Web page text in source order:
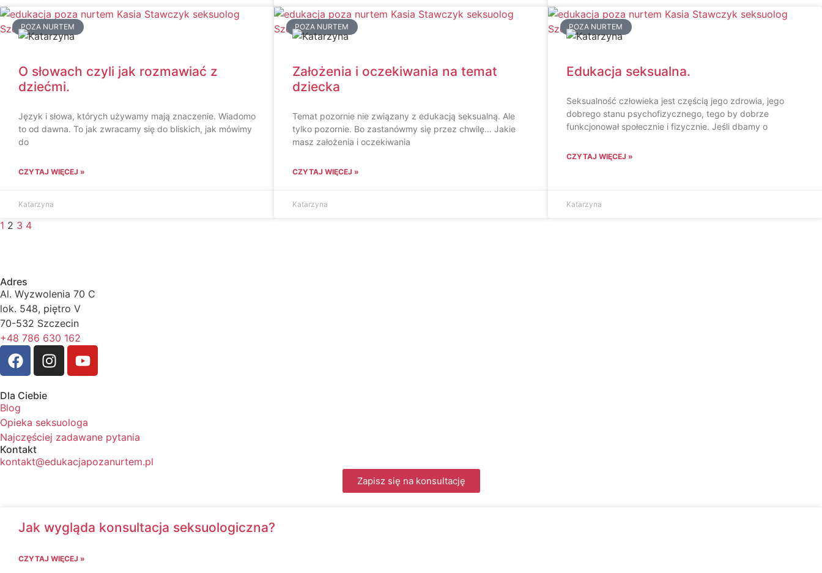
POZA NURTEM
O słowach czyli jak rozmawiać z
dziećmi.
Język i słowa, których używamy mają znaczenie. Wiadomo
to od dawna. To jak zwracamy się do bliskich, jak mówimy
do
CZYTAJ WIĘCEJ »
Katarzyna
POZA NURTEM
Założenia i oczekiwania na temat
dziecka
Temat pozornie nie związany z edukacją seksualną. Ale
tylko pozornie. Bo zastanówmy się przez chwilę… Jakie
masz założenia i oczekiwania
CZYTAJ WIĘCEJ »
Katarzyna
POZA NURTEM
Edukacja seksualna.
Seksualność człowieka jest częścią jego zdrowia, jego
dobrego stanu psychofizycznego, tego by dobrze
funkcjonował społecznie i fizycznie. Jeśli dbamy o
CZYTAJ WIĘCEJ »
Katarzyna
1 2 3 4
Adres
Al. Wyzwolenia 70 C
lok. 548, piętro V
70-532 Szczecin
+48 786 630 162
Dla Ciebie
Blog
Opieka seksuologa
Najczęściej zadawane pytania
Kontakt
kontakt@edukacjapozanurtem.pl
Zapisz się na konsultację
Jak wygląda konsultacja seksuologiczna?
CZYTAJ WIĘCEJ »